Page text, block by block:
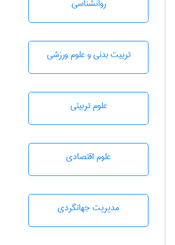
روانشناسی
تربيت بدنی و علوم ورزشی
علوم تربيتی
علوم اقتصادی
مديريت جهانگردی